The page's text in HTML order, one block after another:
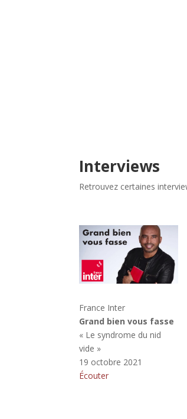
Interviews
Retrouvez certaines
France Inter
Grand bien vous fasse
« Le syndrome du nid
vide »
19 octobre 2021
Écouter